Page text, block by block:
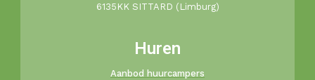
6135KK SITTARD (Limburg)
Huren
Aanbod huurcampers